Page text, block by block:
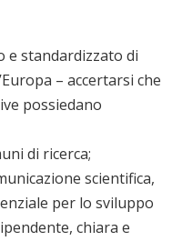
e standardizzato di
– accertarsi che
possiedano
di ricerca;
scientifica,
per lo sviluppo
chiara e